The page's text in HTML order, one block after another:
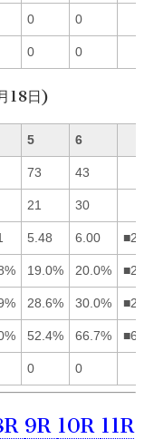
0 0
0 0
18日)
5 6
73 43
21 30
5.48 6.00
19.0% 20.0%
28.6% 30.0%
52.4% 66.7%
0 0
9R 10R 11R